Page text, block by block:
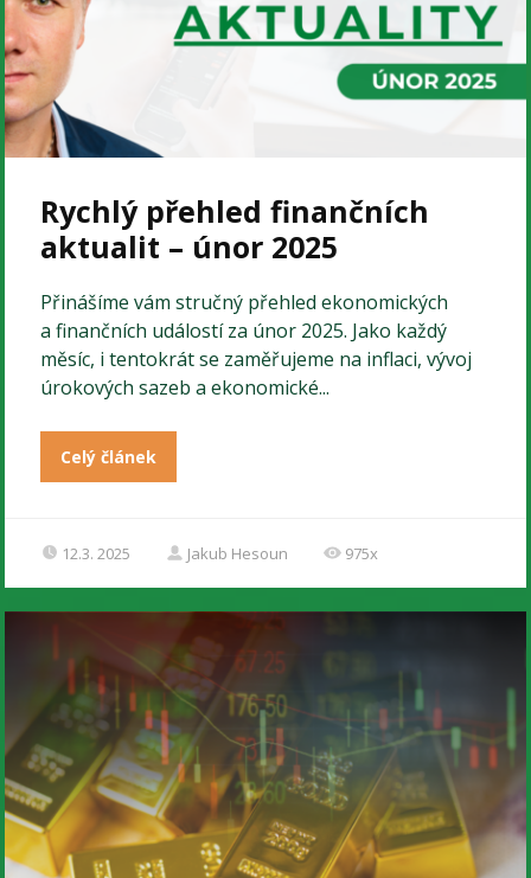
Rychlý přehled finančních
aktualit – únor 2025
Přinášíme vám stručný přehled ekonomických
a finančních událostí za únor 2025. Jako každý
měsíc, i tentokrát se zaměřujeme na inflaci, vývoj
úrokových sazeb a ekonomické...
Celý článek
12.3. 2025 Jakub Hesoun 975x